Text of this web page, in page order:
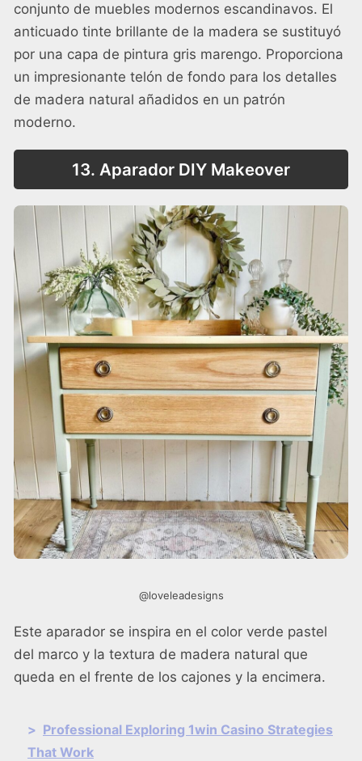
conjunto de muebles modernos escandinavos. El
anticuado tinte brillante de la madera se sustituyó
por una capa de pintura gris marengo. Proporciona
un impresionante telón de fondo para los detalles
de madera natural añadidos en un patrón
moderno.
13. Aparador DIY Makeover
@loveleadesigns
Este aparador se inspira en el color verde pastel
del marco y la textura de madera natural que
queda en el frente de los cajones y la encimera.
> Professional Exploring 1win Casino Strategies
That Work